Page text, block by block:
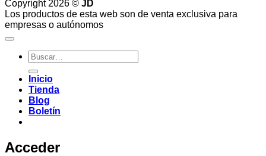
Copyright 2026 © JD
Los productos de esta web son de venta exclusiva para
empresas o autónomos
Buscar
por:
Inicio
Tienda
Blog
Boletín
Acceder